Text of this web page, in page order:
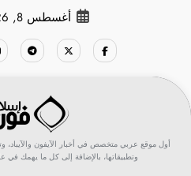
أغسطس 8, 2026
أول موقع عربي متخصص في أخبار الآيفون والآيباد،
وتطبيقاتها، بالإضافة إلى كل ما يهمك في